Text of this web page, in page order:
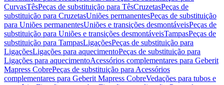
CurvasTêsPeças de substituição para TêsCruzetasPeças de
substituição para CruzetasUniões permanentesPeças de substituição
para Uniões permanentesUniões e transições desmontáveisPeças de
substituição para Uniões e transições desmontáveisTampasPeças de
substituição para TampasLigaçõesPeças de substituição para
LigaçõesLigações para aquecimentoPeças de substituição para
Ligações para aquecimentoAcessórios complementares para Geberit
Mapress CobrePeças de substituição para Acessórios
complementares para Geberit Mapress CobreVedações para tubos e